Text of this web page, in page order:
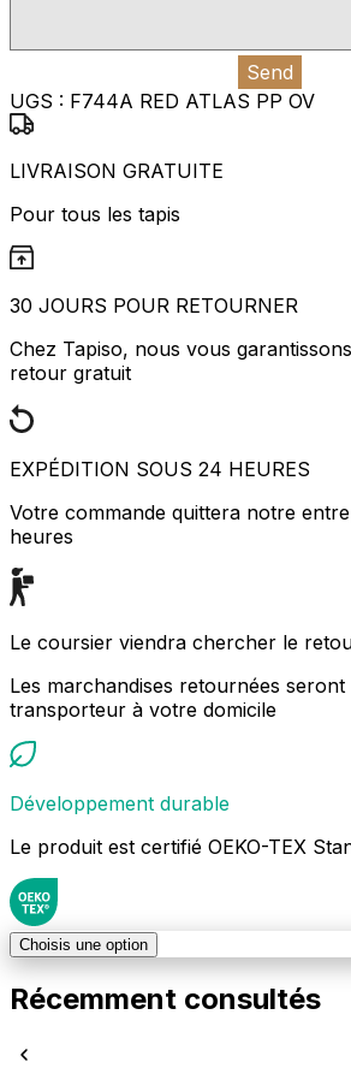
Send
UGS : F744A RED ATLAS PP OV
LIVRAISON GRATUITE
Pour tous les tapis
30 JOURS POUR RETOURNER
Chez Tapiso, nous vous
retour gratuit
EXPÉDITION SOUS 24 HEURES
Votre commande quittera notre
heures
Le coursier viendra chercher le
Les marchandises retournées
transporteur à votre domicile
Développement durable
Le produit est certifié OEKO-TEX
Choisis une option
Récemment consultés